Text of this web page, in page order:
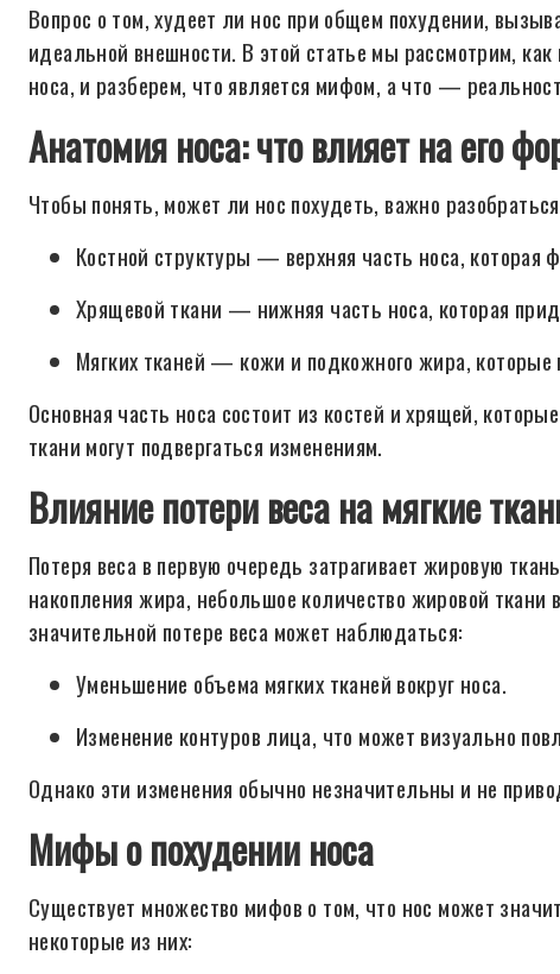
Вопрос о том, худеет ли нос при общем похудении,
идеальной внешности. В этой статье мы рассмотрим,
носа, и разберем, что является мифом, а что —
Анатомия носа: что влияет на его
Чтобы понять, может ли нос похудеть, важно
Костной структуры — верхняя часть носа, которая
Хрящевой ткани — нижняя часть носа, которая
Мягких тканей — кожи и подкожного жира, которые
Основная часть носа состоит из костей и хрящей,
ткани могут подвергаться изменениям.
Влияние потери веса на мягкие
Потеря веса в первую очередь затрагивает жировую
накопления жира, небольшое количество жировой ткани
значительной потере веса может наблюдаться:
Уменьшение объема мягких тканей вокруг носа.
Изменение контуров лица, что может визуально
Однако эти изменения обычно незначительны и не
Мифы о похудении носа
Существует множество мифов о том, что нос может
некоторые из них: